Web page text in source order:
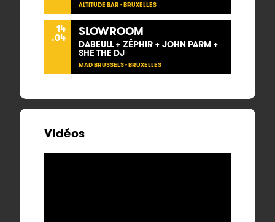
ALTITUDE BAR - BRUXELLES
14
.04 SLOWROOM
DABEULL + ZÉPHIR + JOHN PARM +
SHE THE DJ
MAD BRUSSELS - BRUXELLES
Vidéos